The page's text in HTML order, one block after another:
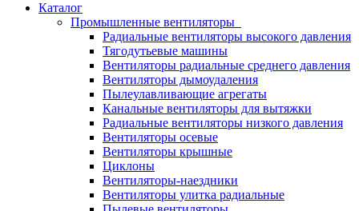
Каталог
Промышленные вентиляторы
Радиальные вентиляторы высокого давления
Тягодутьевые машины
Вентиляторы радиальные среднего давления
Вентиляторы дымоудаления
Пылеулавливающие агрегаты
Канальные вентиляторы для вытяжки
Радиальные вентиляторы низкого давления
Вентиляторы осевые
Вентиляторы крышные
Циклоны
Вентиляторы-наездники
Вентиляторы улитка радиальные